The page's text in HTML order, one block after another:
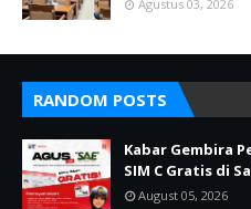
Agustus 03, 2026
RANDOM POSTS
Kabar Gembira
SIM C Gratis di
August 05, 2026